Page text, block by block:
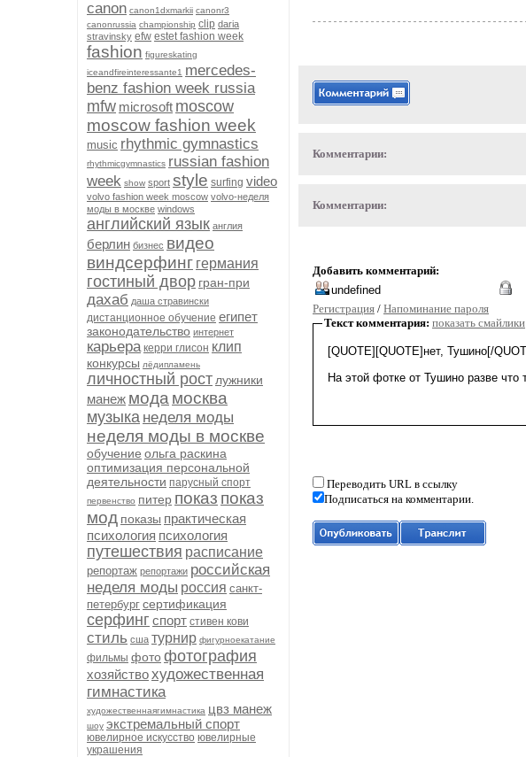
canon canon1dxmarkii canonr3
canonrussia championship clip daria
stravinsky efw estet fashion week
fashion figureskating
iceandfireinteressante1 mercedes-
benz fashion week russia
mfw microsoft moscow
moscow fashion week
music rhythmic gymnastics
rhythmicgymnastics russian fashion
week show sport style surfing video
volvo fashion week moscow volvo-неделя
моды в москве windows
английский язык англия
берлин бизнес видео
виндсерфинг германия
гостиный двор гран-при
дахаб даша стравински
дистанционное обучение египет
законодательство интернет
карьера керри глисон клип
конкурсы лёдипламень
личностный рост лужники
манеж мода москва
музыка неделя моды
неделя моды в москве
обучение ольга раскина
оптимизация персональной
деятельности парусный спорт
первенство питер показ показ
мод показы практическая
психология психология
путешествия расписание
репортаж репортажи российская
неделя моды россия санкт-
петербург сертификация
серфинг спорт стивен кови
стиль сша турнир фигурноекатание
фильмы фотофотография
хозяйствохудожественная
гимнастика
художественнаягимнастика цвз манеж
шоу экстремальный спорт
ювелирное искусство ювелирные
украшения
Комментарии:
Комментарии:
Добавить комментарий:
Регистрация / Напоминание пароля
Текст комментария: показать смайлики
Переводить URL в ссылку
Подписаться на комментарии.